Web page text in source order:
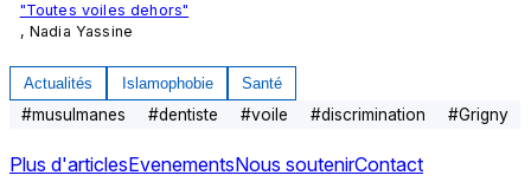
"Toutes voiles dehors"
, Nadia Yassine
Actualités Islamophobie Santé
#musulmanes #dentiste #voile #discrimination #Grigny
Plus d'articlesEvenementsNous soutenirContact